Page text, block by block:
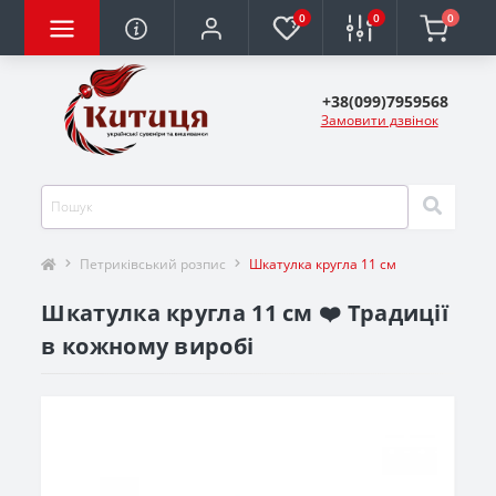
0 0 0
+38(099)7959568
Замовити дзвінок
Петриківський розпис Шкатулка кругла 11 см
Шкатулка кругла 11 см ❤️ Традиції
в кожному виробі